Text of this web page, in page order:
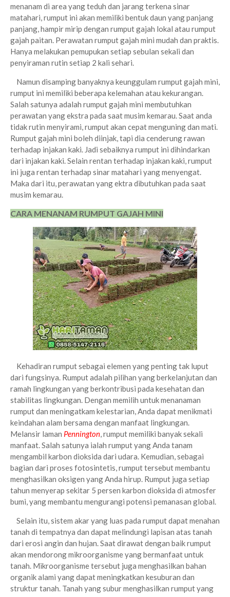
menanam di area yang teduh dan jarang terkena sinar
matahari, rumput ini akan memiliki bentuk daun yang panjang
panjang, hampir mirip dengan rumput gajah lokal atau rumput
gajah paitan. Perawatan rumput gajah mini mudah dan praktis.
Hanya melakukan pemupukan setiap sebulan sekali dan
penyiraman rutin setiap 2 kali sehari.
Namun disamping banyaknya keunggulam rumput gajah mini,
rumput ini memiliki beberapa kelemahan atau kekurangan.
Salah satunya adalah rumput gajah mini membutuhkan
perawatan yang ekstra pada saat musim kemarau. Saat anda
tidak rutin menyirami, rumput akan cepat menguning dan mati.
Rumput gajah mini boleh diinjak, tapi dia cenderung rawan
terhadap injakan kaki. Jadi sebaiknya rumput ini dihindarkan
dari injakan kaki. Selain rentan terhadap injakan kaki, rumput
ini juga rentan terhadap sinar matahari yang menyengat.
Maka dari itu, perawatan yang ektra dibutuhkan pada saat
musim kemarau.
CARA MENANAM RUMPUT GAJAH MINI
Kehadiran rumput sebagai elemen yang penting tak luput
dari fungsinya. Rumput adalah pilihan yang berkelanjutan dan
ramah lingkungan yang berkontribusi pada kesehatan dan
stabilitas lingkungan. Dengan memilih untuk menanaman
rumput dan meningatkam kelestarian, Anda dapat menikmati
keindahan alam bersama dengan manfaat lingkungan.
Melansir laman Pennington, rumput memiliki banyak sekali
manfaat. Salah satunya ialah rumput yang Anda tanam
mengambil karbon dioksida dari udara. Kemudian, sebagai
bagian dari proses fotosintetis, rumput tersebut membantu
menghasilkan oksigen yang Anda hirup. Rumput juga setiap
tahun menyerap sekitar 5 persen karbon dioksida di atmosfer
bumi, yang membantu mengurangi potensi pemanasan global.
Selain itu, sistem akar yang luas pada rumput dapat menahan
tanah di tempatnya dan dapat melindungi lapisan atas tanah
dari erosi angin dan hujan. Saat dirawat dengan baik rumput
akan mendorong mikroorganisme yang bermanfaat untuk
tanah. Mikroorganisme tersebut juga menghasilkan bahan
organik alami yang dapat meningkatkan kesuburan dan
struktur tanah. Tanah yang subur menghasilkan rumput yang